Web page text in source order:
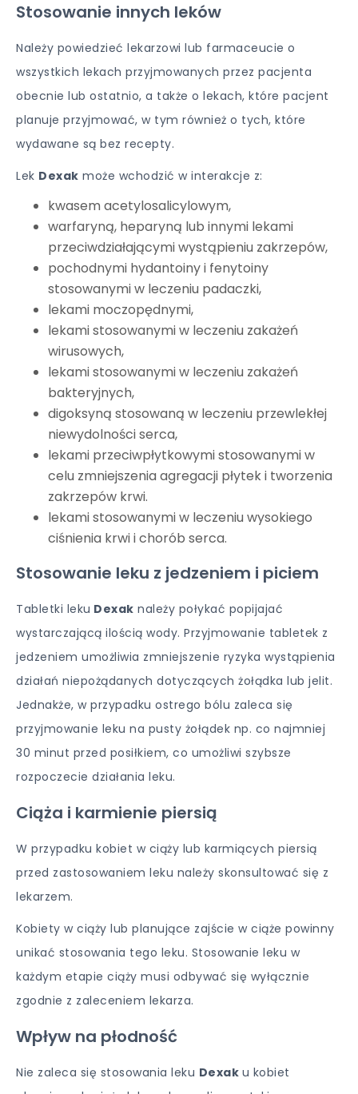
Stosowanie innych leków
Należy powiedzieć lekarzowi lub farmaceucie o
wszystkich lekach przyjmowanych przez pacjenta
obecnie lub ostatnio, a także o lekach, które pacjent
planuje przyjmować, w tym również o tych, które
wydawane są bez recepty.
Lek Dexak może wchodzić w interakcje z:
kwasem acetylosalicylowym,
warfaryną, heparyną lub innymi lekami
przeciwdziałającymi wystąpieniu zakrzepów,
pochodnymi hydantoiny i fenytoiny
stosowanymi w leczeniu padaczki,
lekami moczopędnymi,
lekami stosowanymi w leczeniu zakażeń
wirusowych,
lekami stosowanymi w leczeniu zakażeń
bakteryjnych,
digoksyną stosowaną w leczeniu przewlekłej
niewydolności serca,
lekami przeciwpłytkowymi stosowanymi w
celu zmniejszenia agregacji płytek i tworzenia
zakrzepów krwi.
lekami stosowanymi w leczeniu wysokiego
ciśnienia krwi i chorób serca.
Stosowanie leku z jedzeniem i piciem
Tabletki leku Dexak należy połykać popijajać
wystarczającą ilością wody. Przyjmowanie tabletek z
jedzeniem umożliwia zmniejszenie ryzyka wystąpienia
działań niepożądanych dotyczących żołądka lub jelit.
Jednakże, w przypadku ostrego bólu zaleca się
przyjmowanie leku na pusty żołądek np. co najmniej
30 minut przed posiłkiem, co umożliwi szybsze
rozpoczecie działania leku.
Ciąża i karmienie piersią
W przypadku kobiet w ciąży lub karmiących piersią
przed zastosowaniem leku należy skonsultować się z
lekarzem.
Kobiety w ciąży lub planujące zajście w ciąże powinny
unikać stosowania tego leku. Stosowanie leku w
każdym etapie ciąży musi odbywać się wyłącznie
zgodnie z zaleceniem lekarza.
Wpływ na płodność
Nie zaleca się stosowania leku Dexak u kobiet